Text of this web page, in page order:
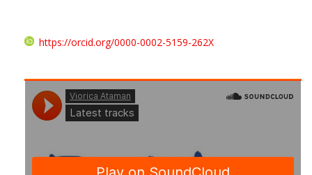
https://orcid.org/0000-0002-5159-262X